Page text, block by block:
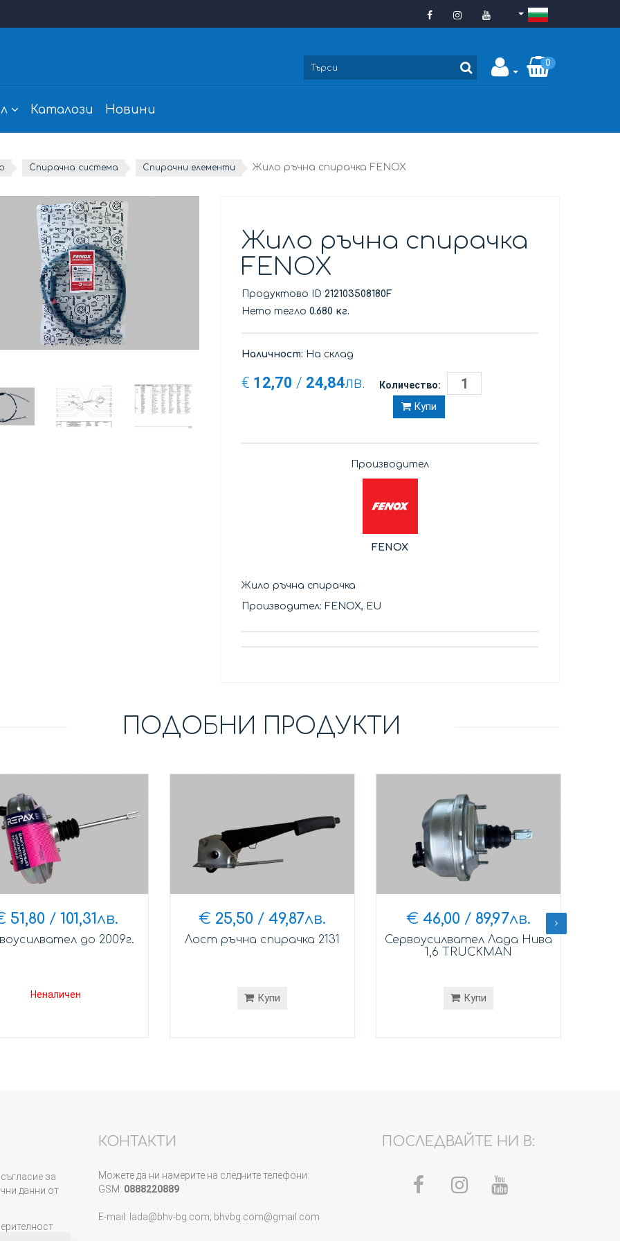
0
Каталози Новини
Спирачна система Спирачни елементи Жило ръчна спирачка FENOX
Жило ръчна спирачка
FENOX
Продуктово ID212103508180F
Нето тегло0.680 кг.
Наличност: На склад
€ 12,70 / 24,84лв. Количество:
Купи
Производител
FENOX
Жило ръчна спирачка
Производител: FENOX, EU
ПОДОБНИ ПРОДУКТИ
51,80/ 101,31 лв.
до 2009г.
Неналичен
€ 25,50/ 49,87лв.
Лост ръчна спирачка 2131
Купи
€ 46,00/ 89,97лв.
Сервоусилвател Лада Нива
1,6 TRUCKMAN
Купи
за
данни от
КОНТАКТИ
Можете да ни намерите на следните телефони:
GSM: 0888220889
E-mail: lada@bhv-bg.com; bhvbg.com@gmail.com
ПОСЛЕДВАЙТЕ НИ В: